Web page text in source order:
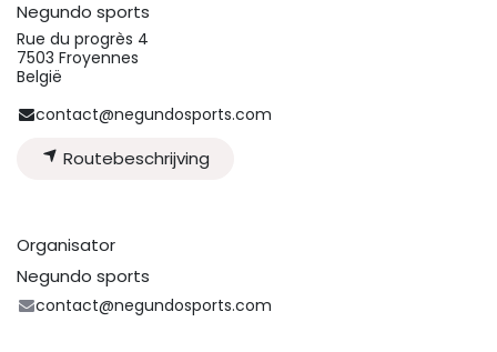
Negundo sports
Rue du progrès 4
7503 Froyennes
België
contact@negundosports.com
Routebeschrijving
Organisator
Negundo sports
contact@negundosports.com